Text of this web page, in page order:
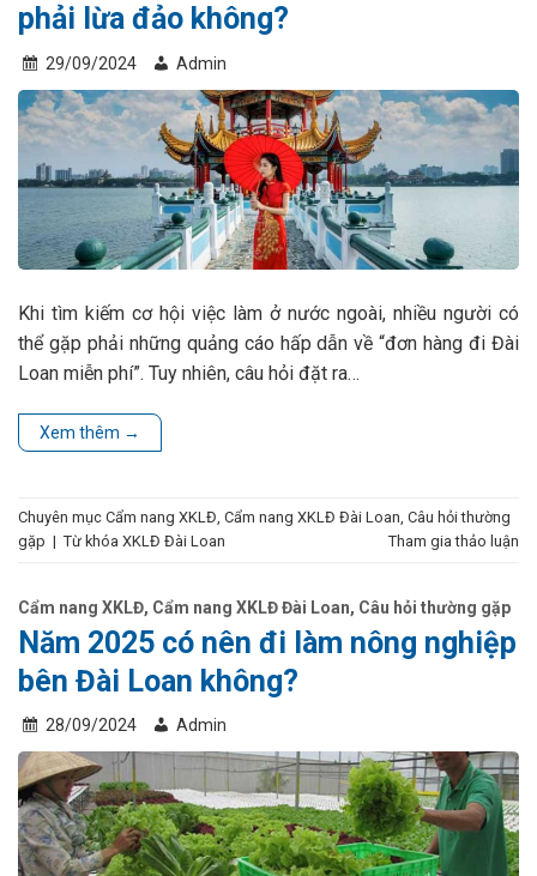
phải lừa đảo không?
29/09/2024 Admin
Khi tìm kiếm cơ hội việc làm ở nước ngoài, nhiều người có
thể gặp phải những quảng cáo hấp dẫn về “đơn hàng đi Đài
Loan miễn phí”. Tuy nhiên, câu hỏi đặt ra…
Xem thêm →
Chuyên mục Cẩm nang XKLĐ, Cẩm nang XKLĐ Đài Loan, Câu hỏi thường
gặp | Từ khóa XKLĐ Đài Loan Tham gia thảo luận
Cẩm nang XKLĐ, Cẩm nang XKLĐ Đài Loan, Câu hỏi thường gặp
Năm 2025 có nên đi làm nông nghiệp
bên Đài Loan không?
28/09/2024 Admin